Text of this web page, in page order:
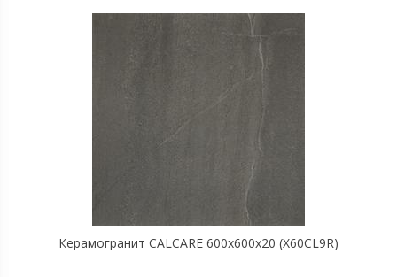
Керамогранит CALCARE 600х600х20 (X60CL9R)